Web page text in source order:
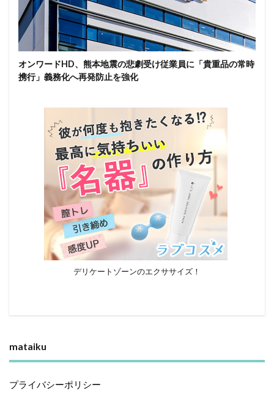
オンワードHD、熊本地震の悲劇受け従業員に「貴重品の常時
携行」義務化へ再発防止を強化
デリケートゾーンのエクササイズ！
mataiku
プライバシーポリシー